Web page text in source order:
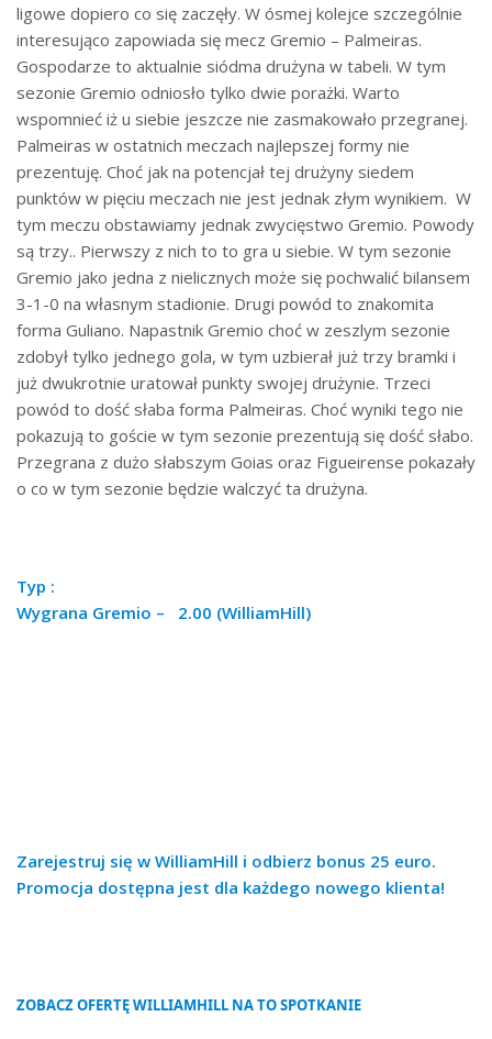
ligowe dopiero co się zaczęły. W ósmej kolejce szczególnie
interesująco zapowiada się mecz Gremio – Palmeiras.
Gospodarze to aktualnie siódma drużyna w tabeli. W tym
sezonie Gremio odniosło tylko dwie porażki. Warto
wspomnieć iż u siebie jeszcze nie zasmakowało przegranej.
Palmeiras w ostatnich meczach najlepszej formy nie
prezentuję. Choć jak na potencjał tej drużyny siedem
punktów w pięciu meczach nie jest jednak złym wynikiem. W
tym meczu obstawiamy jednak zwycięstwo Gremio. Powody
są trzy.. Pierwszy z nich to to gra u siebie. W tym sezonie
Gremio jako jedna z nielicznych może się pochwalić bilansem
3-1-0 na własnym stadionie. Drugi powód to znakomita
forma Guliano. Napastnik Gremio choć w zeszlym sezonie
zdobył tylko jednego gola, w tym uzbierał już trzy bramki i
już dwukrotnie uratował punkty swojej drużynie. Trzeci
powód to dość słaba forma Palmeiras. Choć wyniki tego nie
pokazują to goście w tym sezonie prezentują się dość słabo.
Przegrana z dużo słabszym Goias oraz Figueirense pokazały
o co w tym sezonie będzie walczyć ta drużyna.
Typ :
Wygrana Gremio – 2.00 (WilliamHill)
Zarejestruj się w WilliamHill i odbierz bonus 25 euro.
Promocja dostępna jest dla każdego nowego klienta!
ZOBACZ OFERTĘ WILLIAMHILL NA TO SPOTKANIE